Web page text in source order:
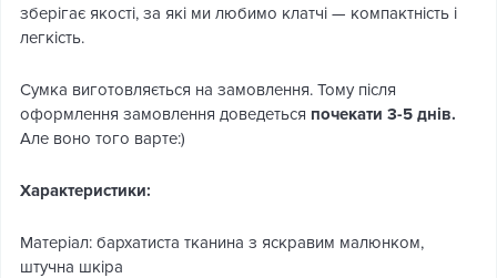
зберігає якості, за які ми любимо клатчі — компактність і
легкість.
Сумка виготовляється на замовлення. Тому після
оформлення замовлення доведеться почекати 3-5 днів.
Але воно того варте:)
Характеристики:
Матеріал: бархатиста тканина з яскравим малюнком,
штучна шкіра